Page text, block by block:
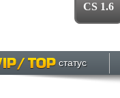
CS 1.6
статус